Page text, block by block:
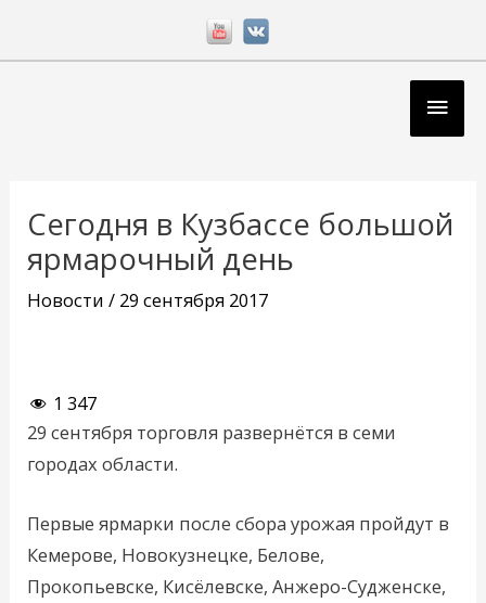
Сегодня в Кузбассе большой
ярмарочный день
Новости / 29 сентября 2017
1 347
29 сентября торговля развернётся в семи
городах области.
Первые ярмарки после сбора урожая пройдут в
Кемерове, Новокузнецке, Белове,
Прокопьевске, Кисёлевске, Анжеро-Судженске,
записям